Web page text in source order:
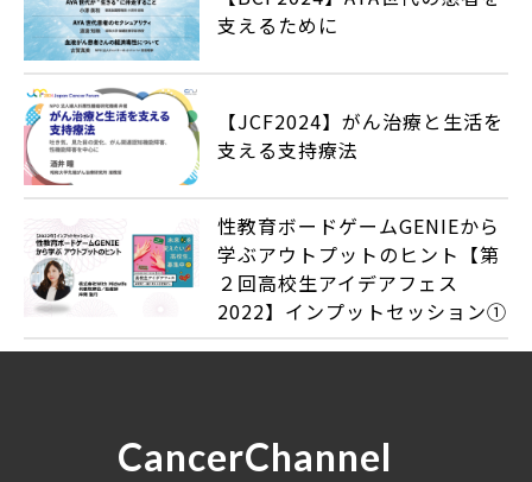
支えるために
【JCF2024】がん治療と生活を
支える支持療法
性教育ボードゲームGENIEから
学ぶアウトプットのヒント【第
２回高校生アイデアフェス
2022】インプットセッション①
CancerChannel